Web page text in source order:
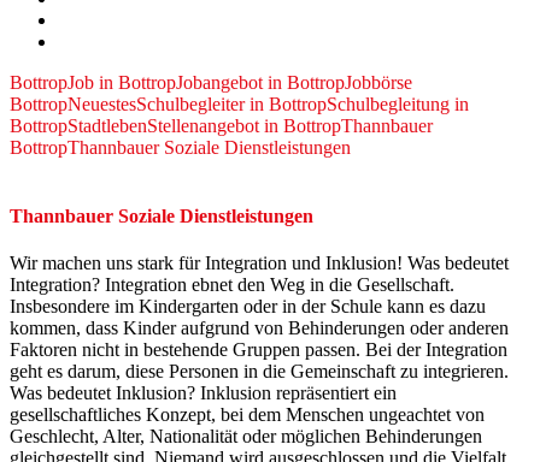
BottropJob in BottropJobangebot in BottropJobbörse
BottropNeuestesSchulbegleiter in BottropSchulbegleitung in
BottropStadtlebenStellenangebot in BottropThannbauer
BottropThannbauer Soziale Dienstleistungen
Thannbauer Soziale Dienstleistungen
Wir machen uns stark für Integration und Inklusion! Was bedeutet
Integration? Integration ebnet den Weg in die Gesellschaft.
Insbesondere im Kindergarten oder in der Schule kann es dazu
kommen, dass Kinder aufgrund von Behinderungen oder anderen
Faktoren nicht in bestehende Gruppen passen. Bei der Integration
geht es darum, diese Personen in die Gemeinschaft zu integrieren.
Was bedeutet Inklusion? Inklusion repräsentiert ein
gesellschaftliches Konzept, bei dem Menschen ungeachtet von
Geschlecht, Alter, Nationalität oder möglichen Behinderungen